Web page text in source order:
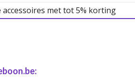
accessoires met tot 5% korting